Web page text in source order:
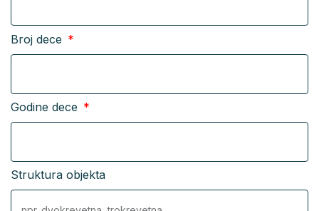
Broj dece
Godine dece
Struktura objekta